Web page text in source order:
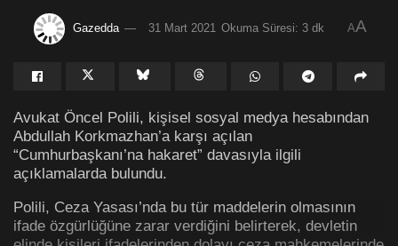
Gazedda 31 Mart 2021 Okuma Süresi: 3 dk AA
Avukat Öncel Polili, kişisel sosyal medya hesabından
Abdullah Korkmazhan’a karşı açılan
“Cumhurbaşkanı’na hakaret” davasıyla ilgili
açıklamalarda bulundu.
Polili, Ceza Yasası’nda bu tür maddelerin olmasının
ifade özgürlüğüne zarar verdiğini belirterek, devletin